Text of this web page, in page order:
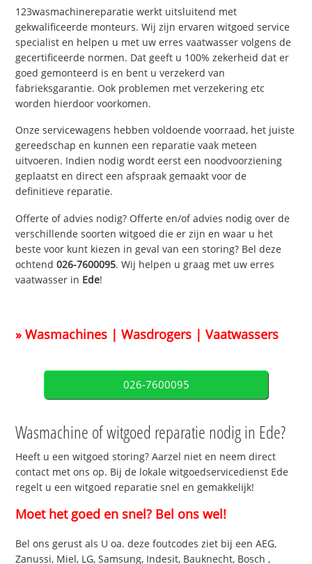
123wasmachinereparatie werkt uitsluitend met
gekwalificeerde monteurs. Wij zijn ervaren witgoed service
specialist en helpen u met uw erres vaatwasser volgens de
gecertificeerde normen. Dat geeft u 100% zekerheid dat er
goed gemonteerd is en bent u verzekerd van
fabrieksgarantie. Ook problemen met verzekering etc
worden hierdoor voorkomen.
Onze servicewagens hebben voldoende voorraad, het juiste
gereedschap en kunnen een reparatie vaak meteen
uitvoeren. Indien nodig wordt eerst een noodvoorziening
geplaatst en direct een afspraak gemaakt voor de
definitieve reparatie.
Offerte of advies nodig? Offerte en/of advies nodig over de
verschillende soorten witgoed die er zijn en waar u het
beste voor kunt kiezen in geval van een storing? Bel deze
ochtend026-7600095. Wij helpen u graag met uw erres
vaatwasser in Ede!
» Wasmachines | Wasdrogers | Vaatwassers
026-7600095
Wasmachine of witgoed reparatie nodig in Ede?
Heeft u een witgoed storing? Aarzel niet en neem direct
contact met ons op. Bij de lokale witgoedservicedienst Ede
regelt u een witgoed reparatie snel en gemakkelijk!
Moet het goed en snel? Bel ons wel!
Bel ons gerust als U oa. deze foutcodes ziet bij een AEG,
Zanussi, Miel, LG, Samsung, Indesit, Bauknecht, Bosch ,